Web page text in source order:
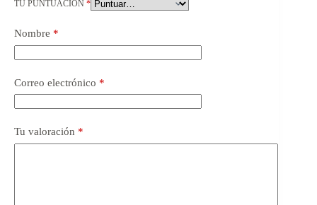
TU PUNTUACIÓN *
Nombre *
Correo electrónico *
Tu valoración *